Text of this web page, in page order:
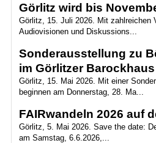
Görlitz wird bis
Görlitz, 15. Juli 2026. Mit zahlreichen
Audiovisionen und Diskussions...
Sonderausstellung zu
im Görlitzer Barockhaus
Görlitz, 15. Mai 2026. Mit einer
beginnen am Donnerstag, 28. Ma...
FAIRwandeln 2026 auf
Görlitz, 5. Mai 2026. Save the date:
am Samstag, 6.6.2026,...